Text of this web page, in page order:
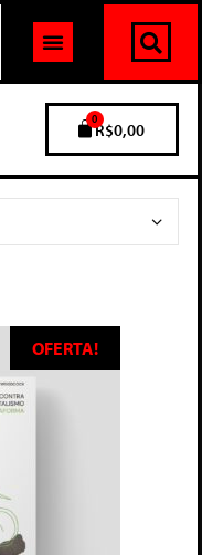
R$0,00
0
OFERTA!